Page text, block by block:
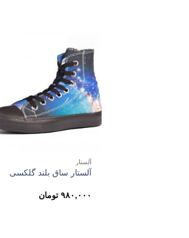
آلستار
آلستار ساق بلند گلکسی
۹۸۰,۰۰۰ تومان